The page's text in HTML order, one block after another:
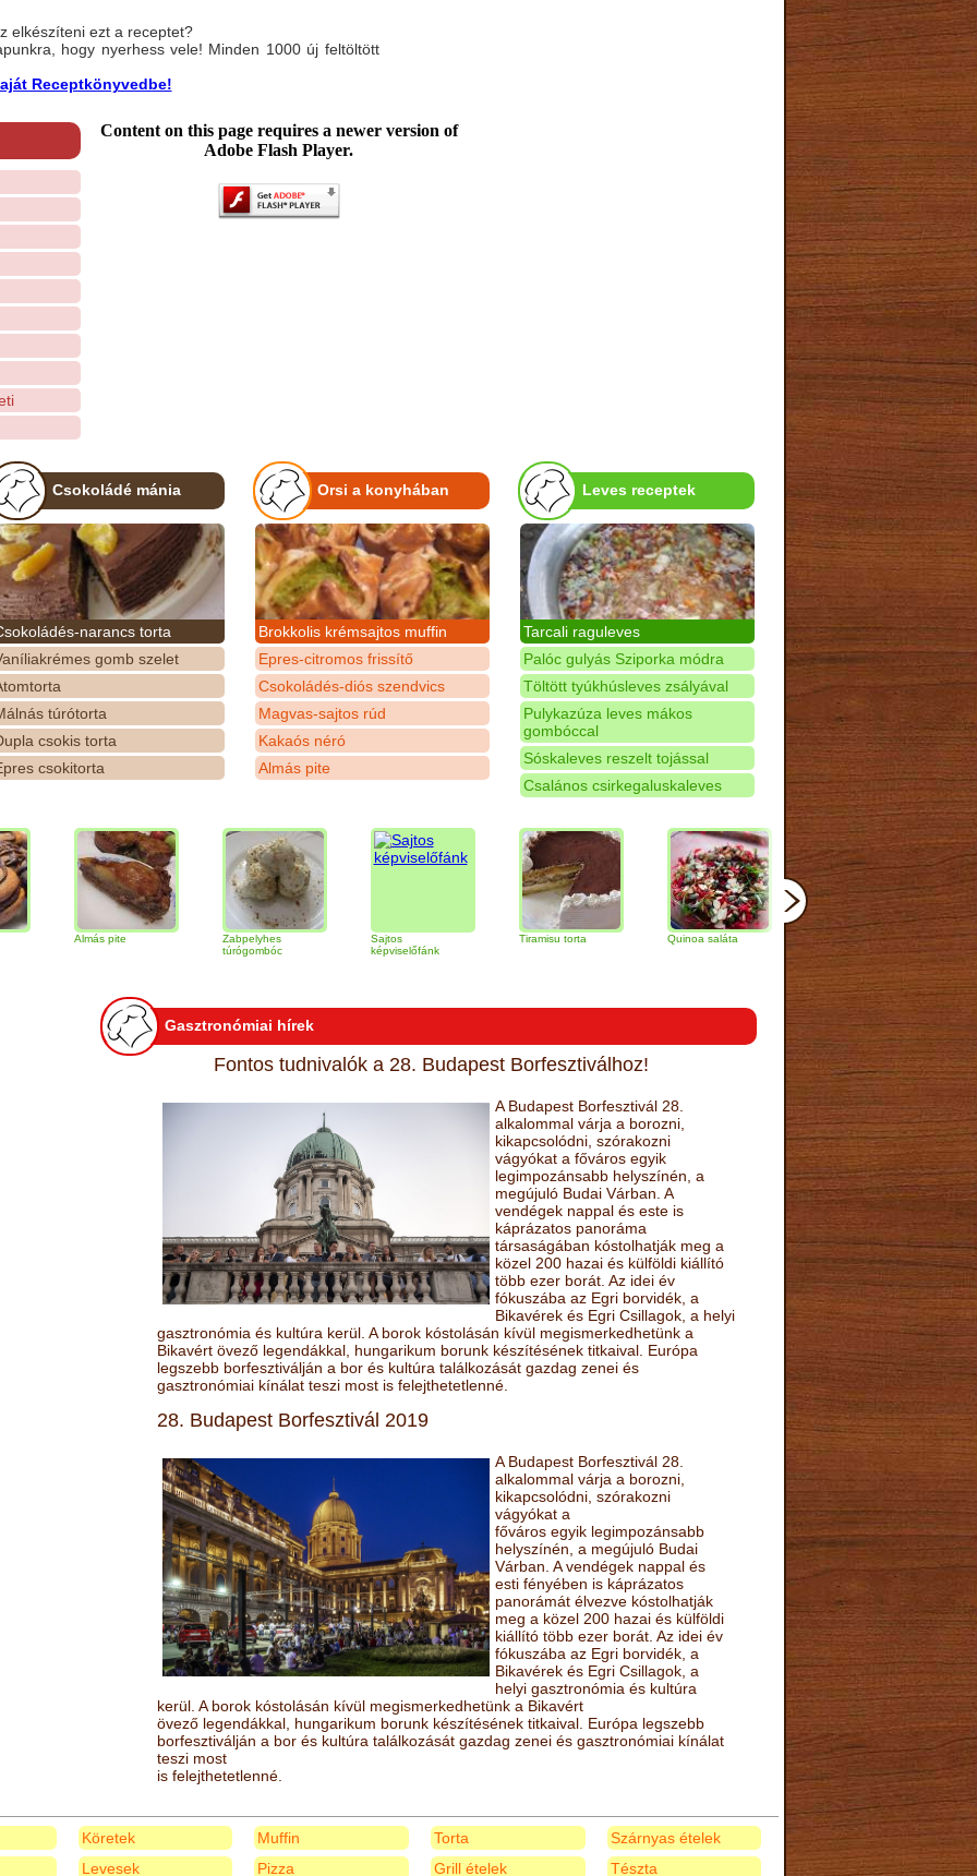
elkészíteni ezt a receptet?
hogy nyerhess vele! Minden 1000 új feltöltött
Receptkönyvedbe!
Content on this page requires a newer version of
Adobe Flash Player.
Csokoládé mánia
narancs torta
gomb szelet
túrótorta
csokis torta
csokitorta
Orsi a konyhában
Brokkolis krémsajtos muffin
Epres-citromos frissítő
Csokoládés-diós szendvics
Magvas-sajtos rúd
Kakaós néró
Almás pite
Leves receptek
Tarcali raguleves
Palóc gulyás Sziporka módra
Töltött tyúkhúsleves zsályával
Pulykazúza leves mákos
gombóccal
Sóskaleves reszelt tojással
Csalános csirkegaluskaleves
Zabpelyhes
túrógombóc
képviselőfánk
Tiramisu torta Quinoa saláta Mandulás kifli
Csokoládés-
narancs torta
Gasztronómiai hírek
Fontos tudnivalók a 28. Budapest Borfesztiválhoz!
A Budapest Borfesztivál 28.
alkalommal várja a borozni,
kikapcsolódni, szórakozni
vágyókat a főváros egyik
legimpozánsabb helyszínén, a
megújuló Budai Várban. A
vendégek nappal és este is
káprázatos panoráma
társaságában kóstolhatják meg a
közel 200 hazai és külföldi kiállító
több ezer borát. Az idei év
fókuszába az Egri borvidék, a
Bikavérek és Egri Csillagok, a helyi
gasztronómia és kultúra kerül. A borok kóstolásán kívül megismerkedhetünk a
Bikavért övező legendákkal, hungarikum borunk készítésének titkaival. Európa
legszebb borfesztiválján a bor és kultúra találkozását gazdag zenei és
gasztronómiai kínálat teszi most is felejthetetlenné.
28. Budapest Borfesztivál 2019
A Budapest Borfesztivál 28.
alkalommal várja a borozni,
kikapcsolódni, szórakozni
vágyókat a
főváros egyik legimpozánsabb
helyszínén, a megújuló Budai
Várban. A vendégek nappal és
esti fényében is káprázatos
panorámát élvezve kóstolhatják
meg a közel 200 hazai és külföldi
kiállító több ezer borát. Az idei év
fókuszába az Egri borvidék, a
Bikavérek és Egri Csillagok, a
helyi gasztronómia és kultúra
kerül. A borok kóstolásán kívül megismerkedhetünk a Bikavért
övező legendákkal, hungarikum borunk készítésének titkaival. Európa legszebb
borfesztiválján a bor és kultúra találkozását gazdag zenei és gasztronómiai kínálat
teszi most
is felejthetetlenné.
Köretek
Levesek
Muffin
Pizza
Torta
Grill ételek
Szárnyas ételek
Tészta